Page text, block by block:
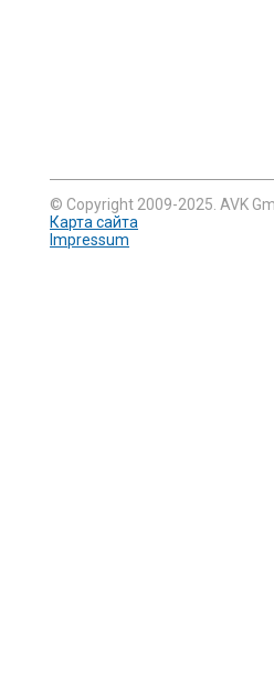
© Copyright 2009-2025. AVK
Карта сайта
Impressum